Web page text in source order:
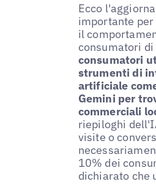
Ecco
importante
il
consumatori di
consumatori
strumenti di
artificiale
Gemini per
commerciali
riepiloghi
visite o
10% dei
dichiarato che